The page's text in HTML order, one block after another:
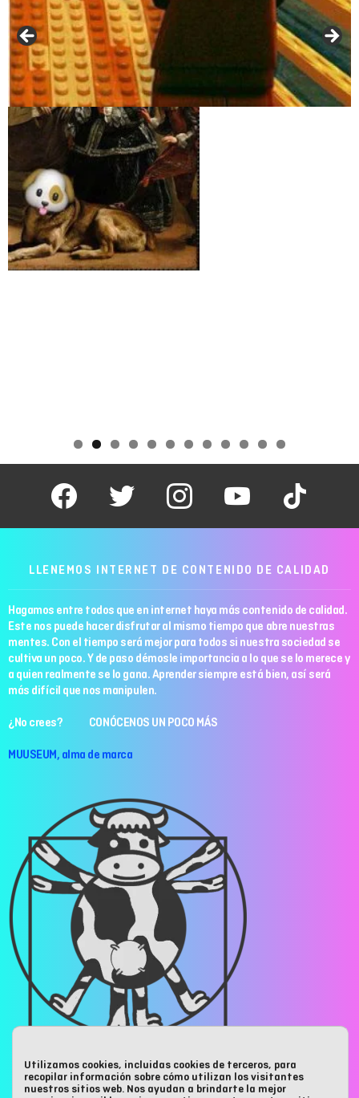
facebook twitter instagram youtube tiktok
LLENEMOS INTERNET DE CONTENIDO DE CALIDAD
Hagamos entre todos que en internet haya más contenido de calidad.
Este nos puede hacer disfrutar al mismo tiempo que abre nuestras
mentes. Con el tiempo será mejor para todos si nuestra sociedad se
cultiva un poco. Y de paso démosle importancia a lo que se lo merece y
a quien realmente se lo gana. Aprender siempre está bien, así será
más difícil que nos manipulen.
¿No crees? CONÓCENOS UN POCO MÁS
MUUSEUM, alma de marca
ANÚNCIATE EN MUUSEUM
Utilizamos cookies, incluidas cookies de terceros, para
recopilar información sobre cómo utilizan los visitantes
nuestros sitios web. Nos ayudan a brindarte la mejor